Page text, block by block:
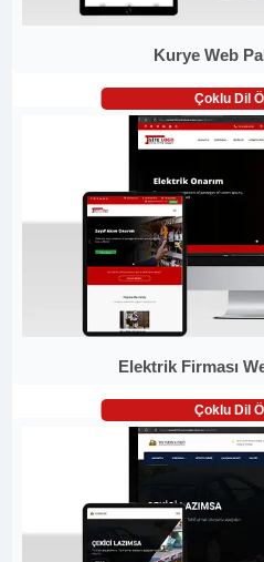
Kurye Web
Çoklu Dil
Elektrik Firması
Çoklu Dil